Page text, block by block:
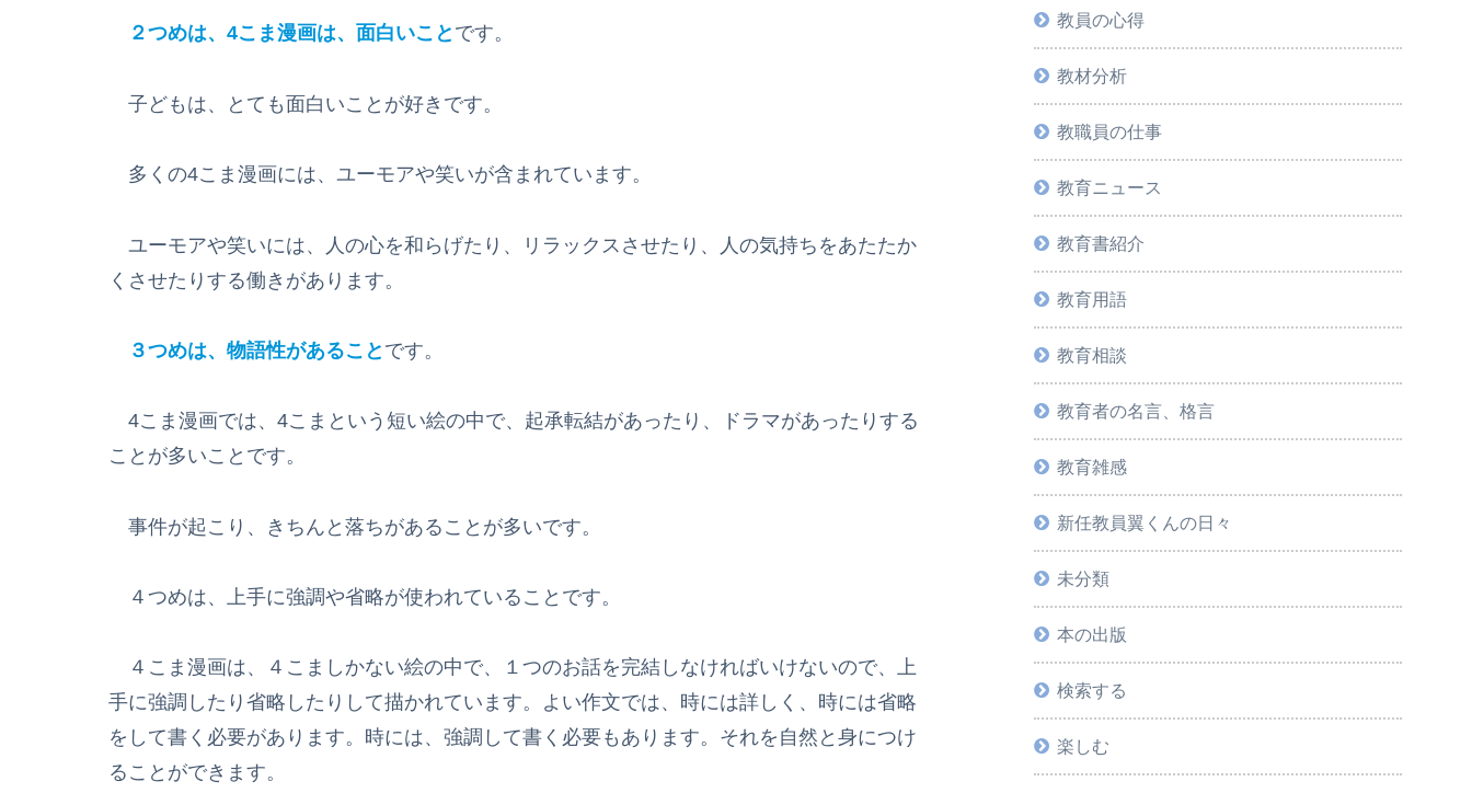
２つめは、4こま漫画は、面白いこと です。
子どもは、とても面白いことが好きです。
多くの4こま漫画には、ユーモアや笑いが含まれています。
ユーモアや笑いには、人の心を和らげたり、リラックスさせたり、人の気持ちをあたたか
くさせたりする働きがあります。
３つめは、物語性があること です。
4こま漫画では、4こまという短い絵の中で、起承転結があったり、ドラマがあったりする
ことが多いことです。
事件が起こり、きちんと落ちがあることが多いです。
４つめは、上手に強調や省略が使われていることです。
４こま漫画は、４こましかない絵の中で、１つのお話を完結しなければいけないので、上
手に強調したり省略したりして描かれています。よい作文では、時には詳しく、時には省略
をして書く必要があります。時には、強調して書く必要もあります。それを自然と身につけ
ることができます。
教員の心得
教材分析
教職員の仕事
教育ニュース
教育書紹介
教育用語
教育相談
教育者の名言、格言
教育雑感
新任教員翼くんの日々
未分類
本の出版
検索する
楽しむ